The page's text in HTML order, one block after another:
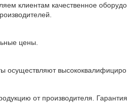
клиентам качественное
цены.
осуществляют
от производителя. Гарантия